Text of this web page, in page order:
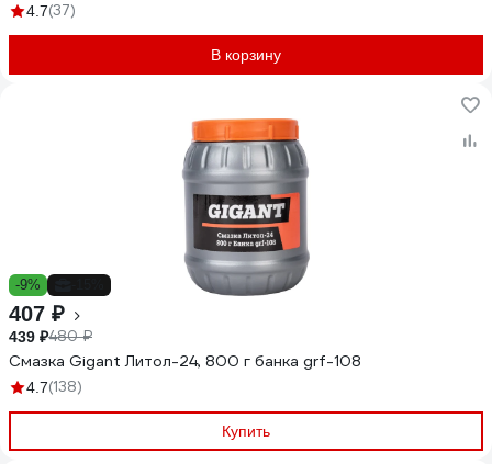
4.7(37)
В корзину
-9%
407 ₽
439 ₽480 ₽
Смазка Gigant Литол-24, 800 г банка grf-108
4.7(138)
Купить